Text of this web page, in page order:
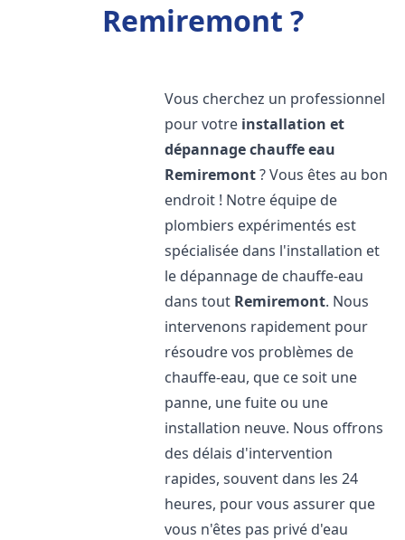
Remiremont ?
Vous cherchez un professionnel
pour votre installation et
dépannage chauffe eau
Remiremont? Vous êtes au bon
endroit ! Notre équipe de
plombiers expérimentés est
spécialisée dans l'installation et
le dépannage de chauffe-eau
dans tout Remiremont. Nous
intervenons rapidement pour
résoudre vos problèmes de
chauffe-eau, que ce soit une
panne, une fuite ou une
installation neuve. Nous offrons
des délais d'intervention
rapides, souvent dans les 24
heures, pour vous assurer que
vous n'êtes pas privé d'eau